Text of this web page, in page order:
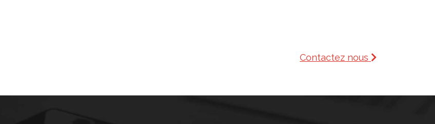
Contactez nous